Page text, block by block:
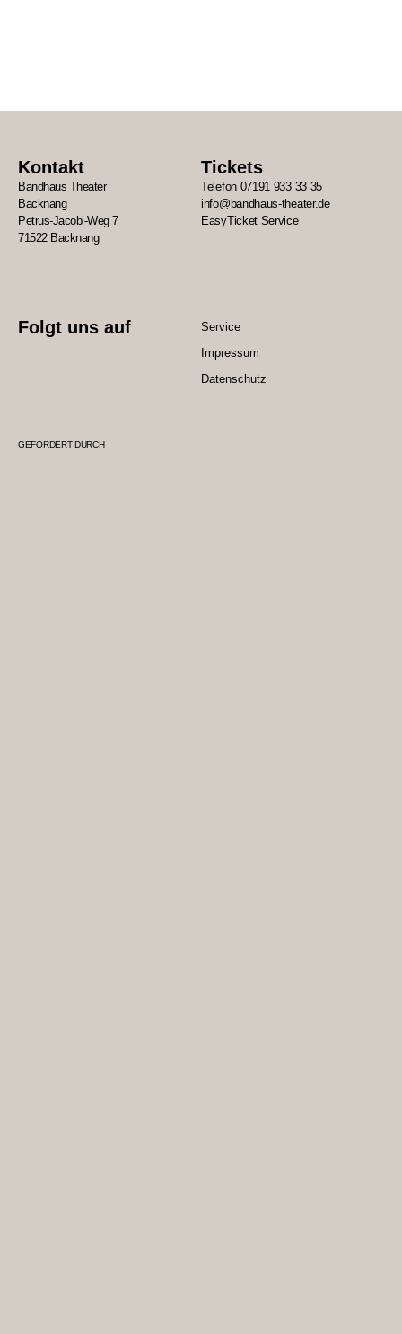
Kontakt
Bandhaus Theater
Backnang
Petrus-Jacobi-Weg 7
71522 Backnang
Tickets
Telefon 07191 933 33 35
info@bandhaus-theater.de
EasyTicket Service
Folgt uns auf
Service
Impressum
Datenschutz
GEFÖRDERT DURCH